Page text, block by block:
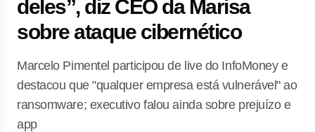
deles”, diz CEO da Marisa
sobre ataque cibernético
Marcelo Pimentel participou de live do InfoMoney e
destacou que "qualquer empresa está vulnerável" ao
ransomware; executivo falou ainda sobre prejuízo e
app